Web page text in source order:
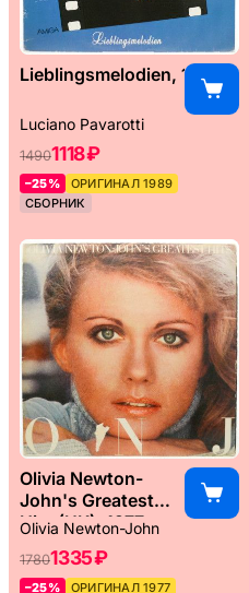
Lieblingsmelodien, 1989
Luciano Pavarotti
14901118 ₽
–25%
ОРИГИНАЛ 1989
СБОРНИК
Olivia Newton-
John's Greatest
Hits (UK), 1977
Olivia Newton-John
17801335 ₽
–25% ОРИГИНАЛ 1977